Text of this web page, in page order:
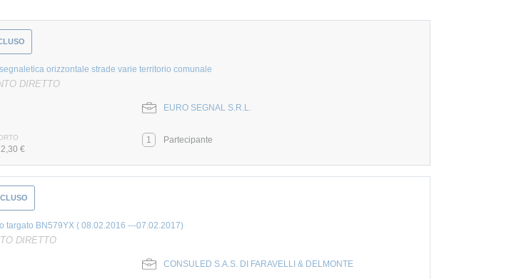
orizzontale strade varie territorio comunale
DIRETTO
EURO SEGNAL S.R.L.
€
1 Partecipante
targato BN579YX ( 08.02.2016 ---07.02.2017)
DIRETTO
CONSULED S.A.S. DI FARAVELLI & DELMONTE